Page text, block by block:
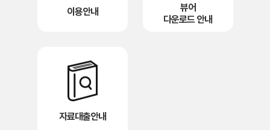
이용안내
뷰어
다운로드 안내
자료대출안내